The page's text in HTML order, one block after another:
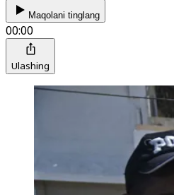
Maqolani tinglang
00:00
Ulashing